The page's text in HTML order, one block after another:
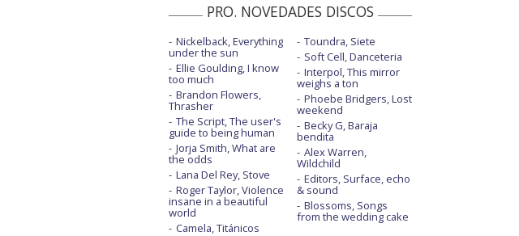
PRO. NOVEDADES DISCOS
Nickelback, Everything
under the sun
Ellie Goulding, I know
too much
Brandon Flowers,
Thrasher
The Script, The user's
guide to being human
Jorja Smith, What are
the odds
Lana Del Rey, Stove
Roger Taylor, Violence
insane in a beautiful
world
Camela, Titánicos
Toundra, Siete
Soft Cell, Danceteria
Interpol, This mirror
weighs a ton
Phoebe Bridgers, Lost
weekend
Becky G, Baraja
bendita
Alex Warren,
Wildchild
Editors, Surface, echo
& sound
Blossoms, Songs
from the wedding cake